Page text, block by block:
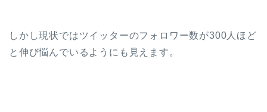
しかし現状ではツイッターのフォロワー数が300人ほど
と伸び悩んでいるようにも見えます。